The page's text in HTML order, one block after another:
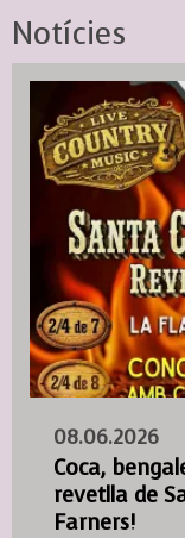
Notícies
08.06.2026
Coca,
revetlla de
Farners!